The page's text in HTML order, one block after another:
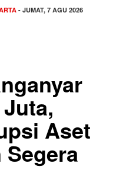
- JUMAT, 7 AGU 2026
Aset
Segera